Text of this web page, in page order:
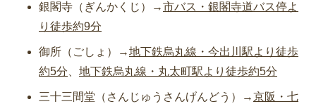
銀閣寺（ぎんかくじ）→市バス・銀閣寺道バス停よ
り徒歩約9分
御所（ごしょ）→地下鉄烏丸線・今出川駅より徒歩
約5分、 地下鉄烏丸線・丸太町駅より徒歩約5分
三十三間堂（さんじゅうさんげんどう）→京阪・七